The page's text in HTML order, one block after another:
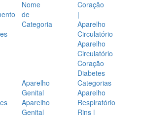
Nome
de
Categoria
Coração
|
Aparelho
Circulatório
Aparelho
Circulatório
Coração
Diabetes
Aparelho
Genital
Aparelho
Genital
Categorias
Aparelho
Respiratório
Rins |